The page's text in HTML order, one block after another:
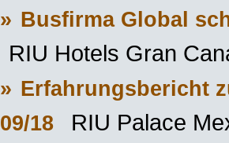
» Busfirma Global
RIU Hotels Gran
» Erfahrungsbericht
09/18
RIU Palace